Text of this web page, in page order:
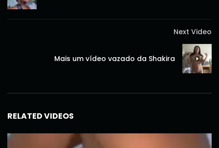
Next Video
Mais um vídeo vazado da Shakira
RELATED VIDEOS